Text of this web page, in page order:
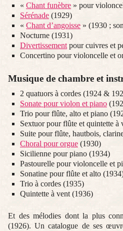
« Chant funèbre » pour
Sérénade (1929)
« Chant d’angoisse » (1930 ;
Nocturne (1931)
Divertissement pour cuivres et
Concertino pour violoncelle et
Musique de chambre et
2 quatuors à cordes (1924 &
Sonate pour violon et piano
Trio pour flûte, alto et piano
Sextuor pour flûte et quintette à
Suite pour flûte, hautbois,
Choral pour orgue (1930)
Sicilienne pour piano (1934)
Pastourelle pour violoncelle et
Sonatine pour flûte et alto
Trio à cordes (1935)
Quintette à vent (1936)
Et des mélodies dont la plus
(1926). Un catalogue de ses